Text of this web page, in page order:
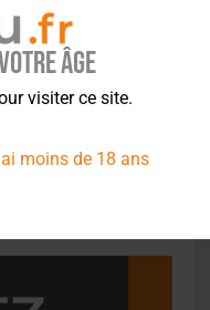
âge
visiter ce site.
moins de 18 ans
bière